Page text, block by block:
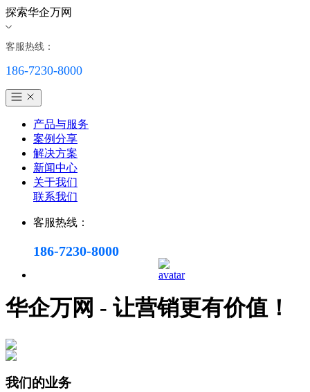
探索华企万网
客服热线：
186-7230-8000
产品与服务
案例分享
解决方案
新闻中心
关于我们
联系我们
客服热线：
186-7230-8000
华企万网 - 让营销更有价值！
我们的业务